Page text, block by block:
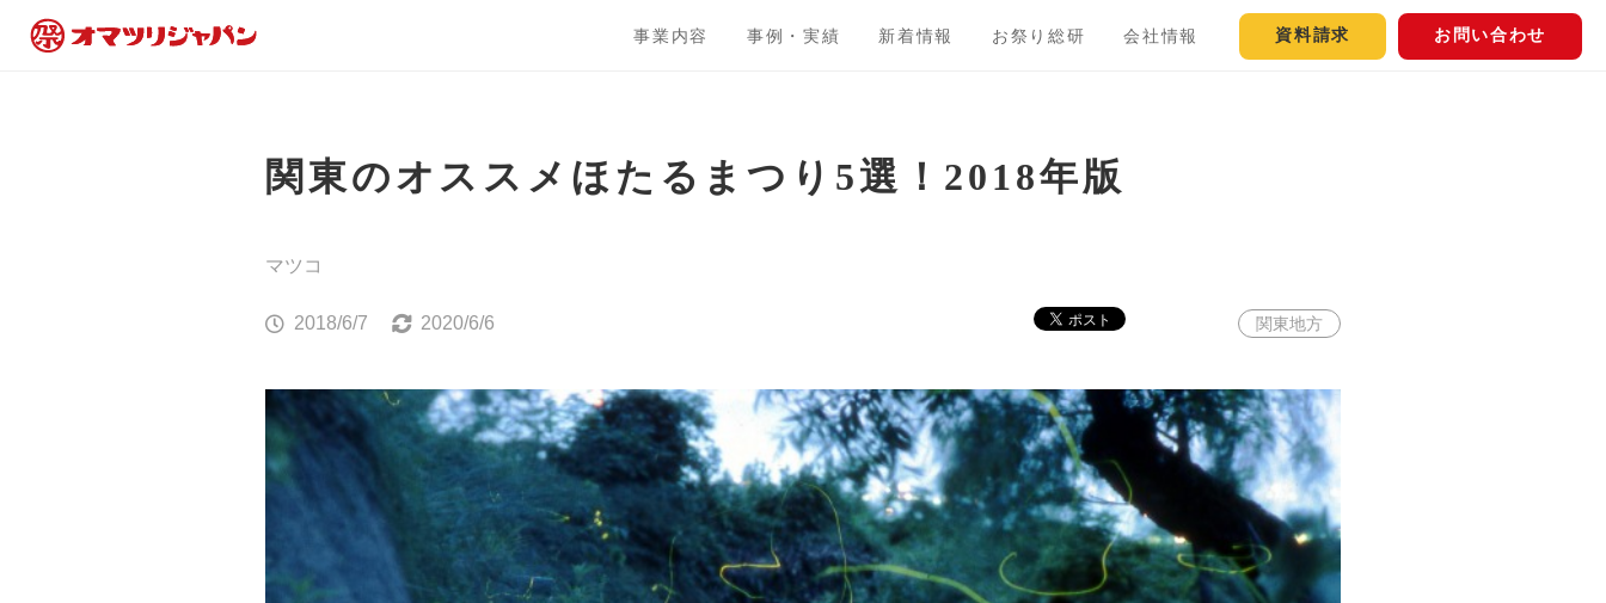
事業内容 事例・実績 新着情報 お祭り総研 会社情報 資料請求 お問い合わせ
関東のオススメほたるまつり5選！2018年版
マツコ
2018/6/7 2020/6/6 関東地方